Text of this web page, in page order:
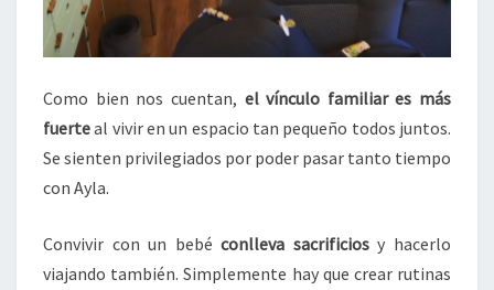
Como bien nos cuentan, el vínculo familiar es más
fuerteal vivir en un espacio tan pequeño todos juntos.
Se sienten privilegiados por poder pasar tanto tiempo
con Ayla.
Convivir con un bebéconlleva sacrificiosy hacerlo
viajando también. Simplemente hay que crear rutinas